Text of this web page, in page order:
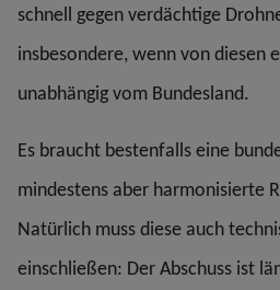
schnell gegen verdächtige
insbesondere, wenn von diesen
unabhängig vom Bundesland.
Es braucht bestenfalls eine
mindestens aber harmonisierte
Natürlich muss diese auch
einschließen: Der Abschuss ist